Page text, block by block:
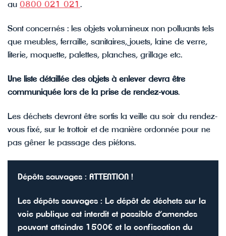
au 0800 021 021 .
Sont concernés : les objets volumineux non polluants tels
que meubles, ferraille, sanitaires, jouets, laine de verre,
literie, moquette, palettes, planches, grillage etc.
Une liste détaillée des objets à enlever devra être
communiquée lors de la prise de rendez-vous.
Les déchets devront être sortis la veille au soir du rendez-
vous fixé, sur le trottoir et de manière ordonnée pour ne
pas gêner le passage des piétons.
Dépôts sauvages : ATTENTION !
Les dépôts sauvages : Le dépôt de déchets sur la
voie publique est interdit et passible d’amendes
pouvant atteindre 1500€ et la confiscation du